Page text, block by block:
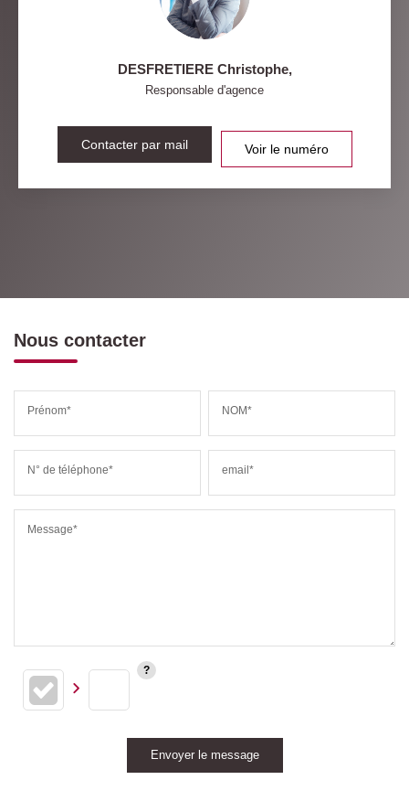
DESFRETIERE Christophe,
Responsable d'agence
Contacter par mail Voir le numéro
Nous contacter
Prénom* NOM*
N° de téléphone* email*
Message*
Envoyer le message